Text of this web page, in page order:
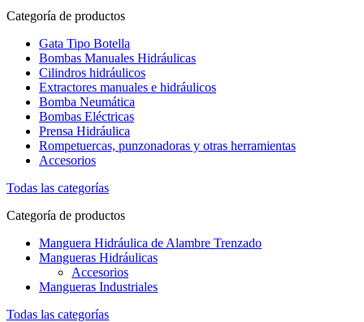
Categoría de productos
Gata Tipo Botella
Bombas Manuales Hidráulicas
Cilindros hidráulicos
Extractores manuales e hidráulicos
Bomba Neumática
Bombas Eléctricas
Prensa Hidráulica
Rompetuercas, punzonadoras y otras herramientas
Accesorios
Todas las categorías
Categoría de productos
Manguera Hidráulica de Alambre Trenzado
Mangueras Hidráulicas
Accesorios
Mangueras Industriales
Todas las categorías